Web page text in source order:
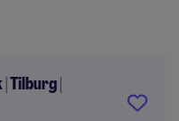
Tilburg |